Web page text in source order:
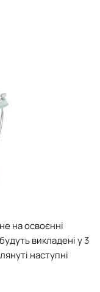
на освоєнні
викладені у 3
наступні